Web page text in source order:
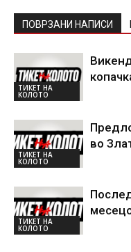
ПОВРЗАНИ НАПИСИ
ТИКЕТ НА
КОЛОТО
ТИКЕТ НА
КОЛОТО
во
ТИКЕТ НА
КОЛОТО